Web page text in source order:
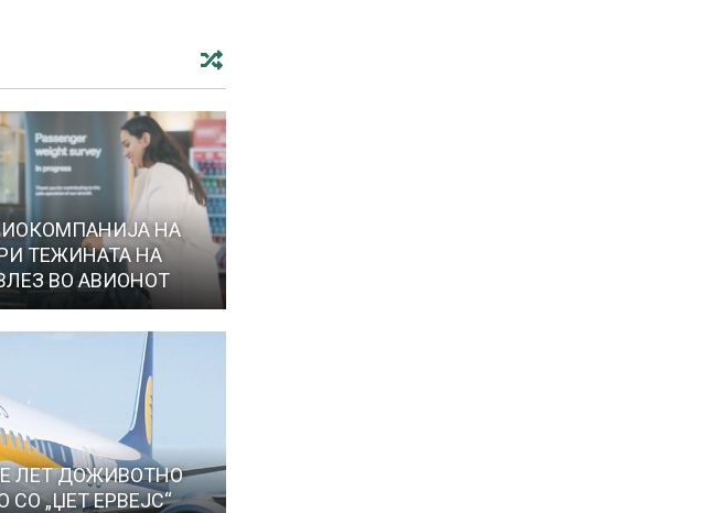
НА
ТЕЖИНАТА НА
ВО АВИОНОТ
ЛЕТ ДОЖИВОТНО
„ЏЕТ ЕРВЕЈС“